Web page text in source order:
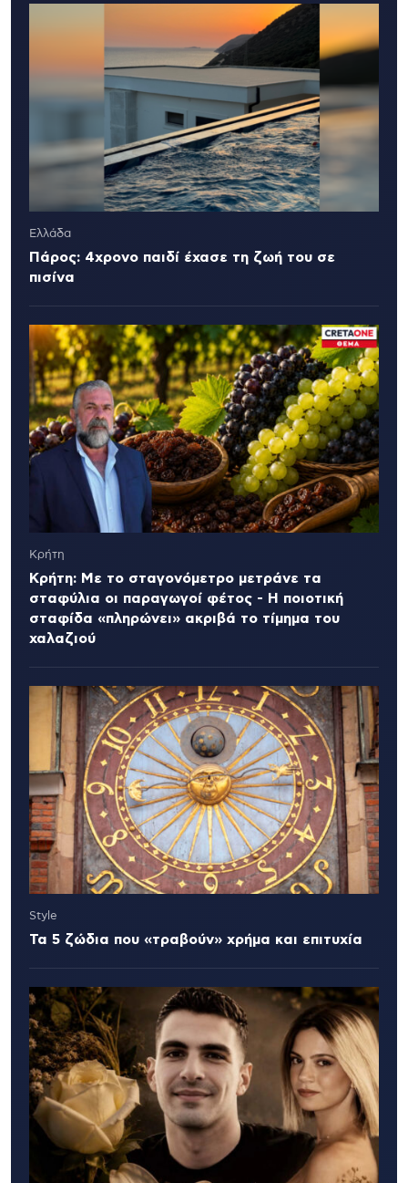
Ελλάδα
Πάρος: 4χρονο παιδί έχασε τη ζωή του σε
πισίνα
Κρήτη
Κρήτη: Με το σταγονόμετρο μετράνε τα
σταφύλια οι παραγωγοί φέτος - Η ποιοτική
σταφίδα «πληρώνει» ακριβά το τίμημα του
χαλαζιού
Style
Τα 5 ζώδια που «τραβούν» χρήμα και επιτυχία